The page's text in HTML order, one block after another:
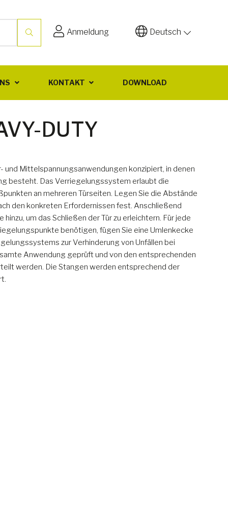
Anmeldung Deutsch
KONTAKT DOWNLOAD
DUTY
und Mittelspannungsanwendungen konzipiert, in denen
besteht. Das Verriegelungssystem erlaubt die
an mehreren Türseiten. Legen Sie die Abstände
den konkreten Erfordernissen fest. Anschließend
um das Schließen der Tür zu erleichtern. Für jede
benötigen, fügen Sie eine Umlenkecke
zur Verhinderung von Unfällen bei
Anwendung geprüft und von den entsprechenden
werden. Die Stangen werden entsprechend der